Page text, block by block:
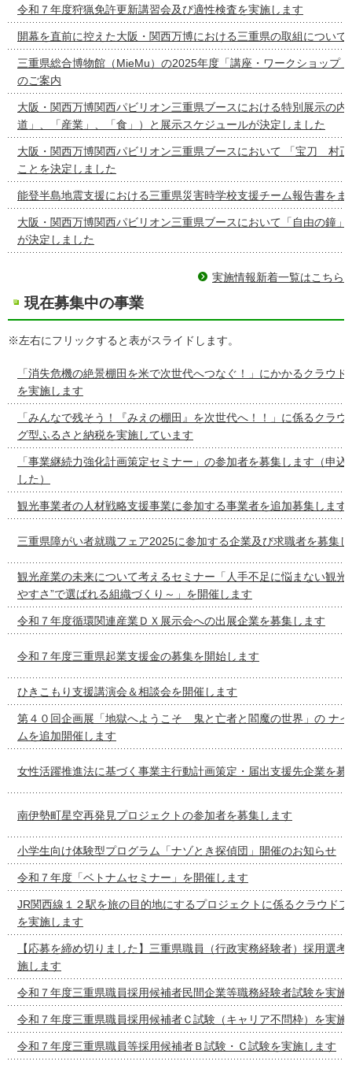
令和７年度狩猟免許更新講習会及び適性検査を実施します
開幕を直前に控えた大阪・関西万博における三重県の取組について
三重県総合博物館（MieMu）の2025年度「講座・ワークショップ
のご案内
大阪・関西万博関西パビリオン三重県ブースにおける特別展示の内
道」、「産業」、「食」）と展示スケジュールが決定しました
大阪・関西万博関西パビリオン三重県ブースにおいて 「宝刀 村
ことを決定しました
能登半島地震支援における三重県災害時学校支援チーム報告書をま
大阪・関西万博関西パビリオン三重県ブースにおいて「自由の鐘」
が決定しました
実施情報新着一覧はこちら
現在募集中の事業
※左右にフリックすると表がスライドします。
「消失危機の絶景棚田を米で次世代へつなぐ！」にかかるクラウ
を実施します
「みんなで残そう！『みえの棚田』を次世代へ！！」に係るクラ
グ型ふるさと納税を実施しています
「事業継続力強化計画策定セミナー」の参加者を募集します（申
した）
観光事業者の人材戦略支援事業に参加する事業者を追加募集します
三重県障がい者就職フェア2025に参加する企業及び求職者を募集
観光産業の未来について考えるセミナー「人手不足に悩まない観光
やすさ”で選ばれる組織づくり～」を開催します
令和７年度循環関連産業ＤＸ展示会への出展企業を募集します
令和７年度三重県起業支援金の募集を開始します
ひきこもり支援講演会＆相談会を開催します
第４０回企画展「地獄へようこそ 鬼と亡者と閻魔の世界」の ナ
ムを追加開催します
女性活躍推進法に基づく事業主行動計画策定・届出支援先企業を募
南伊勢町星空再発見プロジェクトの参加者を募集します
小学生向け体験型プログラム「ナゾとき探偵団」開催のお知らせ
令和７年度「ベトナムセミナー」を開催します
JR関西線１２駅を旅の目的地にするプロジェクトに係るクラウド
を実施します
【応募を締め切りました】三重県職員（行政実務経験者）採用選
施します
令和７年度三重県職員採用候補者民間企業等職務経験者試験を実施
令和７年度三重県職員採用候補者Ｃ試験（キャリア不問枠）を実施
令和７年度三重県職員等採用候補者Ｂ試験・Ｃ試験を実施します